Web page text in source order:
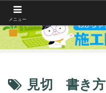
見切 書き方
メニュー